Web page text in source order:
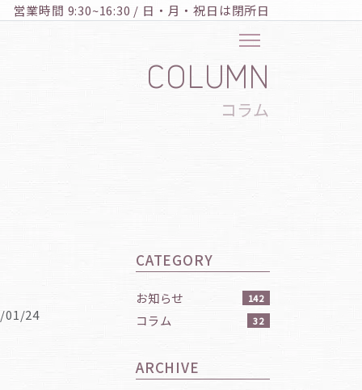
営業時間 9:30~16:30 / 日・月・祝日は閉所日
COLUMN
コラム
01/24
CATEGORY
お知らせ 142
コラム 32
ARCHIVE